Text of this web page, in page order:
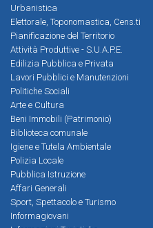
Urbanistica
Elettorale, Toponomastica, Cens.ti
Pianificazione del Territorio
Attività Produttive - S.U.A.P.E.
Edilizia Pubblica e Privata
Lavori Pubblici e Manutenzioni
Politiche Sociali
Arte e Cultura
Beni Immobili (Patrimonio)
Biblioteca comunale
Igiene e Tutela Ambientale
Polizia Locale
Pubblica Istruzione
Affari Generali
Sport, Spettacolo e Turismo
Informagiovani